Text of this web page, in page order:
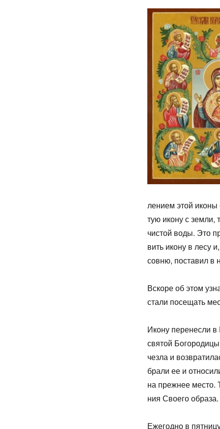
ле­ни­ем этой ико­ны
тую ико­ну с зем­ли,
чи­стой во­ды. Это
вить ико­ну в ле­су
сов­ню, по­ста­вил в
Вско­ре об этом
ста­ли по­се­щать
Ико­ну пе­ре­нес­ли
свя­той
чез­ла и
бра­ли ее и
на преж­нее ме­сто.
ния Сво­е­го об­ра­за.
Еже­год­но в